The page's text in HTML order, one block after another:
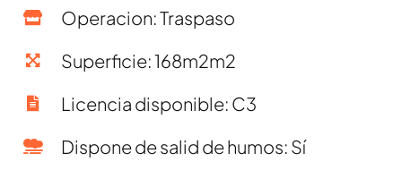
Operacion: Traspaso
Superficie: 168m2m2
Licencia disponible: C3
Dispone de salid de humos: Sí